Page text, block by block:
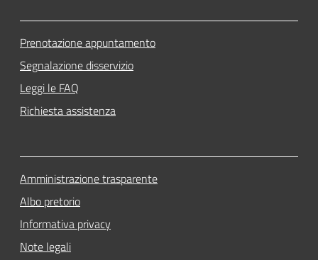
Prenotazione appuntamento
Segnalazione disservizio
Leggi le FAQ
Richiesta assistenza
Amministrazione trasparente
Albo pretorio
Informativa privacy
Note legali